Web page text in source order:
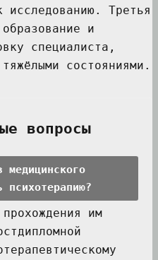
исследованию. Третья
и
специалиста,
состояниями.
вопросы
медицинского
психотерапию?
им